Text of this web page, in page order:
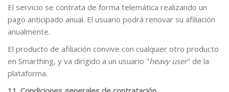
El servicio se contrata de forma telemática realizando un
pago anticipado anual. El usuario podrá renovar su afiliación
anualmente.
El producto de afiliación convive con cualquier otro producto
en Smarthing, y va dirigido a un usuario "heavy user" de la
plataforma.